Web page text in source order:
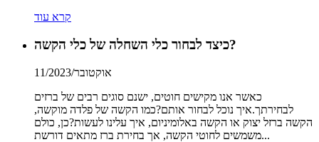
קרא עוד
כיצד לבחור כלי השחלה של כלי הקשה?
אוקטובר/11/2023
כאשר אנו מקישים חוטים, ישנם סוגים רבים של ברזים
לבחירתך.איך נוכל לבחור אותם?כמו הקשה של פלדה מוקשה,
הקשה ברזל יצוק או הקשה באלומיניום, איך עלינו לעשות?כן, כולם
משמשים לחוטי הקשה, אך בחירת ברז מתאים דורשת...